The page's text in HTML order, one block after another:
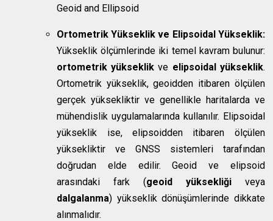
Geoid and Ellipsoid
Ortometrik Yükseklik ve Elipsoidal Yükseklik:
Yükseklik ölçümlerinde iki temel kavram bulunur:
ortometrik yükseklik ve elipsoidal yükseklik.
Ortometrik yükseklik, geoidden itibaren ölçülen
gerçek yüksekliktir ve genellikle haritalarda ve
mühendislik uygulamalarında kullanılır. Elipsoidal
yükseklik ise, elipsoidden itibaren ölçülen
yüksekliktir ve GNSS sistemleri tarafından
doğrudan elde edilir. Geoid ve elipsoid
arasındaki fark (geoid yüksekliğiveya
dalgalanma) yükseklik dönüşümlerinde dikkate
alınmalıdır.